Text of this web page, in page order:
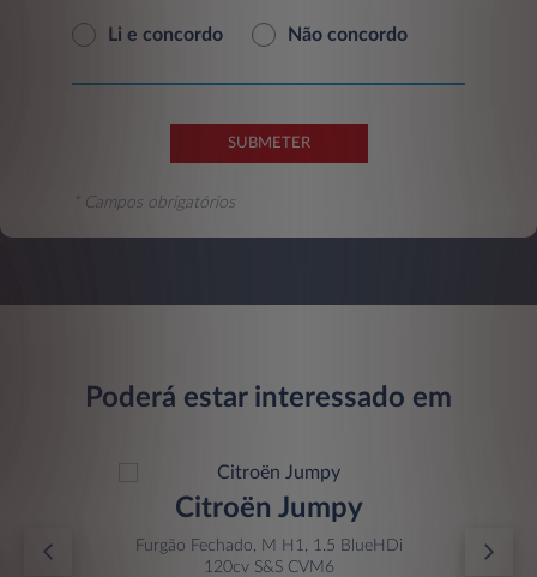
Li e concordo Não concordo
SUBMETER
* Campos obrigatórios
Poderá estar interessado em
Citroën Jumpy
Furgão Fechado, M H1, 1.5 BlueHDi
120cv S&S CVM6